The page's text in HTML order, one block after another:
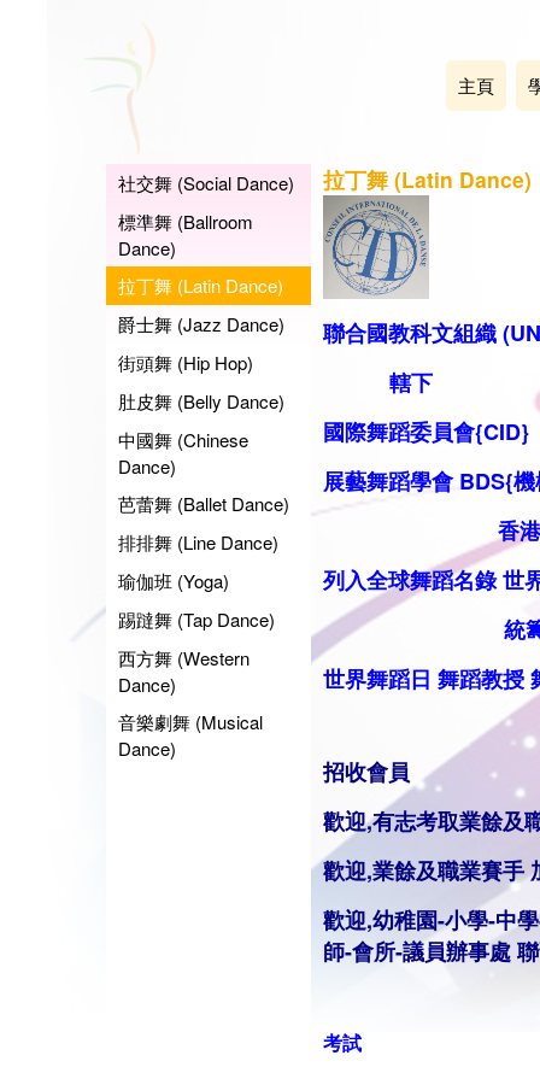
主頁
社交舞 (Social Dance)
標準舞 (Ballroom
Dance)
拉丁舞 (Latin Dance)
爵士舞 (Jazz Dance)
街頭舞 (Hip Hop)
肚皮舞 (Belly Dance)
中國舞 (Chinese
Dance)
芭蕾舞 (Ballet Dance)
排排舞 (Line Dance)
瑜伽班 (Yoga)
踢躂舞 (Tap Dance)
西方舞 (Western
Dance)
音樂劇舞 (Musical
Dance)
拉丁舞 (Latin Dance)
聯合國教科文組織
轄下
國際舞蹈委員會{CID}
展藝舞蹈學會 BDS{機
香港代
列入全球舞蹈名錄世
統籌業餘
世界舞蹈日 舞蹈教授
招收會員
歡迎,有志考取業餘及
歡迎,業餘及職業賽手
歡迎,幼稚園-小學-中
師-會所-議員辦事處
考試